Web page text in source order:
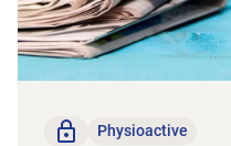
Nur für Mitglieder
Physioactive